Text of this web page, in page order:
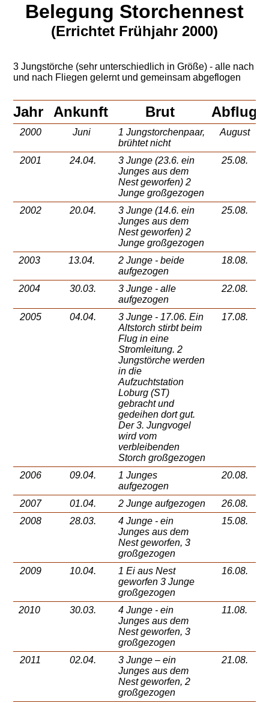
Belegung Storchennest
(Errichtet Frühjahr 2000)
3 Jungstörche (sehr unterschiedlich in Größe) - alle nach
und nach Fliegen gelernt und gemeinsam abgeflogen
Jahr Ankunft Brut Abflug
2000 Juni
1 Jungstorchenpaar,
brühtet nicht
August
2001 24.04.
3 Junge (23.6. ein
Jungesaus dem
Nest geworfen)2
Junge großgezogen
25.08.
2002 20.04.
3 Junge (14.6. ein
Junges aus dem
Nest geworfen) 2
Junge großgezogen
25.08.
2003 13.04.
2 Junge - beide
aufgezogen
18.08.
2004 30.03.
3 Junge - alle
aufgezogen
22.08.
2005 04.04.
3 Junge - 17.06. Ein
Altstorchstirbt beim
Flug in eine
Stromleitung. 2
Jungstörche werden
in die
Aufzuchtstation
Loburg (ST)
gebracht und
gedeihen dort gut.
Der 3. Jungvogel
wird vom
verbleibenden
Storch großgezogen
17.08.
2006 09.04.
1 Junges
aufgezogen
20.08.
2007 01.04. 2 Junge aufgezogen
26.08.
2008
28.03.
4 Junge - ein
Junges aus dem
Nest geworfen, 3
großgezogen
15.08.
2009 10.04.
1 Ei aus Nest
geworfen 3 Junge
großgezogen
16.08.
2010 30.03.
4 Junge - ein
Junges aus dem
Nest geworfen, 3
großgezogen
11.08.
2011 02.04.
3 Junge – ein
Junges aus dem
Nest geworfen, 2
großgezogen
21.08.